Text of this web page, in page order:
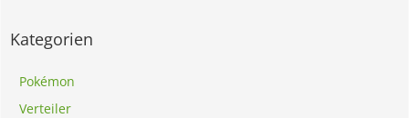
Kategorien
Pokémon
Verteiler